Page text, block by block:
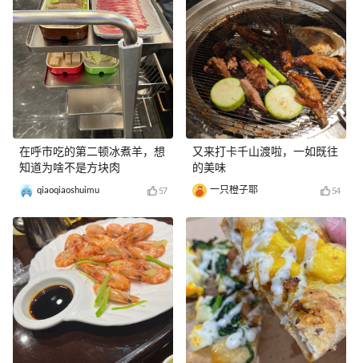
在呼市吃的第二顿冰煮羊，想
知道为啥不是方块肉
qiaoqiaoshuimu 57
又来打卡千山渡啦，一如既往
的美味
一只橙子耶 54